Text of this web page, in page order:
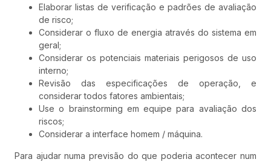
Elaborar listas de verificação e padrões de avaliação
de risco;
Considerar o fluxo de energia através do sistema em
geral;
Considerar os potenciais materiais perigosos de uso
interno;
Revisão das especificações de operação, e
considerar todos fatores ambientais;
Use o brainstorming em equipe para avaliação dos
riscos;
Considerar a interface homem / máquina.
Para ajudar numa previsão do que poderia acontecer num